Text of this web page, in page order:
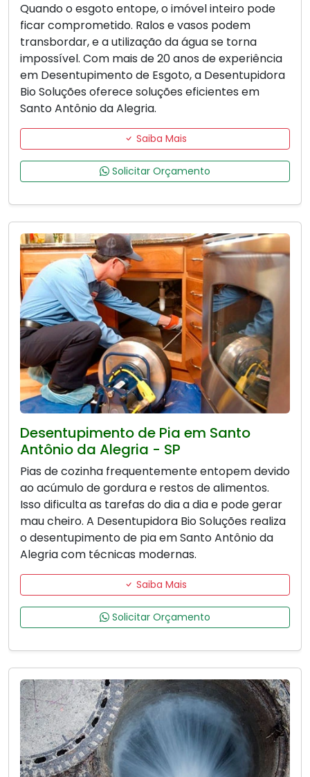
Quando o esgoto entope, o imóvel inteiro pode
ficar comprometido. Ralos e vasos podem
transbordar, e a utilização da água se torna
impossível. Com mais de 20 anos de experiência
em Desentupimento de Esgoto, a Desentupidora
Bio Soluções oferece soluções eficientes em
Santo Antônio da Alegria.
Saiba Mais
Solicitar Orçamento
Desentupimento de Pia em Santo
Antônio da Alegria - SP
Pias de cozinha frequentemente entopem devido
ao acúmulo de gordura e restos de alimentos.
Isso dificulta as tarefas do dia a dia e pode gerar
mau cheiro. A Desentupidora Bio Soluções realiza
o desentupimento de pia em Santo Antônio da
Alegria com técnicas modernas.
Saiba Mais
Solicitar Orçamento